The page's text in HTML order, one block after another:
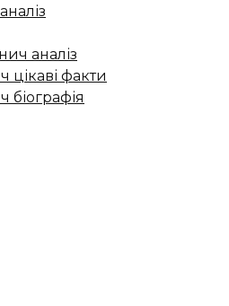
аналіз
цікаві факти
біографія